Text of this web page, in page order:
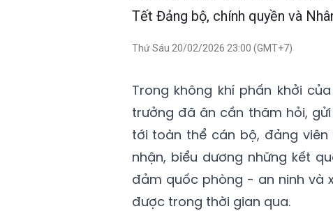
Tết Đảng bộ, chính quyền và
Thứ Sáu 20/02/2026 23:00 (GMT+7)
Trong không khí phấn khởi
trưởng đã ân cần thăm hỏi,
tới toàn thể cán bộ, đảng viên
nhận, biểu dương những kết
đảm quốc phòng - an ninh và
được trong thời gian qua.